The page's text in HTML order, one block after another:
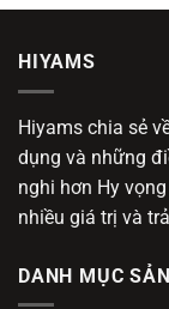
HIYAMS
Hiyams chia sẻ
dụng và những
nghi hơn Hy
nhiều giá trị và
DANH MỤC